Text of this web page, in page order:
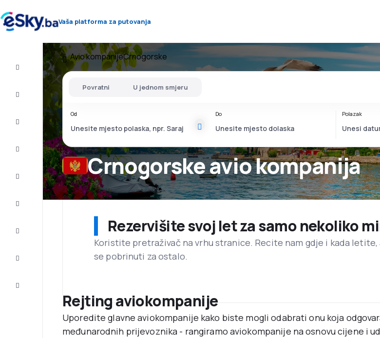
Vaša platforma za putovanja
Let+Hotel
Letovanje
Smještaj
Avio kompanijeCrnogorske
Crnogorske avio kompanija
Povratni U jednom smjeru
Od Do Polazak
Rezervišite svoj let za samo nekoliko
Koristite pretraživač na vrhu stranice. Recite nam gdje i kada letite,
se pobrinuti za ostalo.
Rejting aviokompanije
Uporedite glavne aviokompanije kako biste mogli odabrati onu koja
međunarodnih prijevoznika - rangiramo aviokompanije na osnovu cijene i